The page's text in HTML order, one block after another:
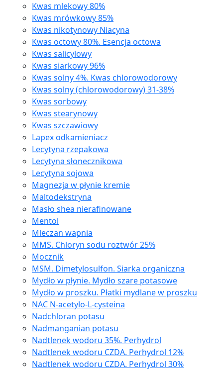
Kwas mlekowy 80%
Kwas mrówkowy 85%
Kwas nikotynowy Niacyna
Kwas octowy 80%. Esencja octowa
Kwas salicylowy
Kwas siarkowy 96%
Kwas solny 4%. Kwas chlorowodorowy
Kwas solny (chlorowodorowy) 31-38%
Kwas sorbowy
Kwas stearynowy
Kwas szczawiowy
Lapex odkamieniacz
Lecytyna rzepakowa
Lecytyna słonecznikowa
Lecytyna sojowa
Magnezja w płynie kremie
Maltodekstryna
Masło shea nierafinowane
Mentol
Mleczan wapnia
MMS. Chloryn sodu roztwór 25%
Mocznik
MSM. Dimetylosulfon. Siarka organiczna
Mydło w płynie. Mydło szare potasowe
Mydło w proszku. Płatki mydlane w proszku
NAC N-acetylo-L-cysteina
Nadchloran potasu
Nadmanganian potasu
Nadtlenek wodoru 35%. Perhydrol
Nadtlenek wodoru CZDA. Perhydrol 12%
Nadtlenek wodoru CZDA. Perhydrol 30%